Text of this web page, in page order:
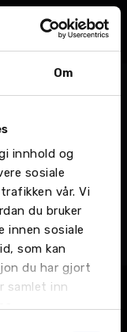
Om
innhold og
sosiale
vår. Vi
du bruker
innen sosiale
som kan
du har gjort
samlet inn
SØK MENY
av Citroën,
Mercedes-Benz,
Nå utvider de
bilmerket
1. -Vi er
at et nytt
våre i Bodø
for sine